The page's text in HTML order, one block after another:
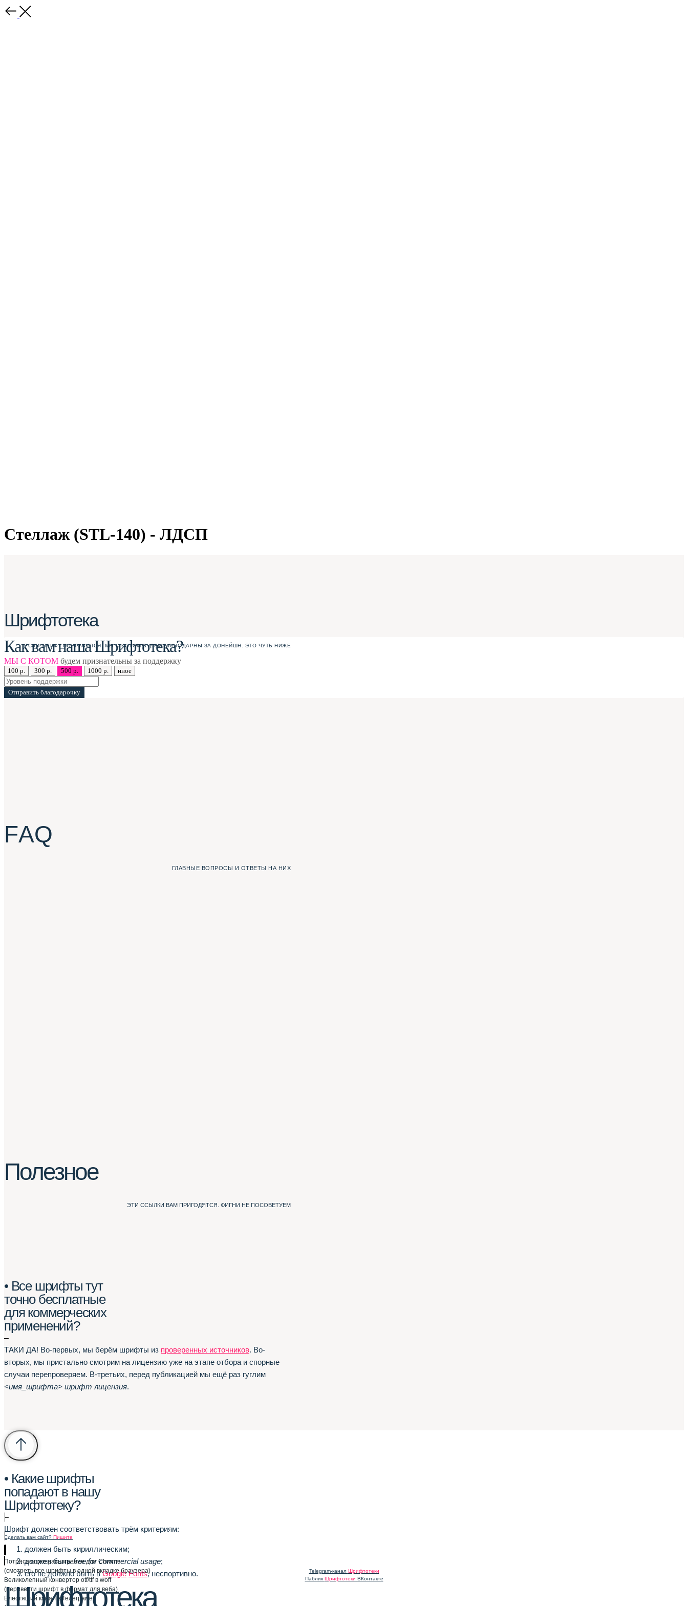
Стеллаж (STL-140) - ЛДСП
Шрифтотека
ЕСЛИ ШРИФТ ПОНРАВИЛСЯ, МЫ С КОТОМ БУДЕМ БЛАГОДАРНЫ ЗА ДОНЕЙШН. ЭТО ЧУТЬ НИЖЕ
Как вам наша Шрифтотека?
МЫ С КОТОМ будем признательны за поддержку
100 р. 300 р. 500 р. 1000 р. иное
Отправить благодарочку
F A Q
ГЛАВНЫЕ ВОПРОСЫ И ОТВЕТЫ НА НИХ
• Все шрифты тут
точно бесплатные
для коммерческих
применений?
–
ТАКИ ДА! Во-первых, мы берём шрифты из проверенных источников. Во-
вторых, мы пристально смотрим на лицензию уже на этапе отбора и спорные
случаи перепроверяем. В-третьих, перед публикацией мы ещё раз гуглим
<имя_шрифта> шрифт лицензия.
• Какие шрифты
попадают в нашу
Шрифтотеку?
–
Шрифт должен соответствовать трём критериям:
должен быть кириллическим;
должен бытьfree for commercial usage;
его не должно быть вGoogle Fonts, неспортивно.
Полезное
ЭТИ ССЫЛКИ ВАМ ПРИГОДЯТСЯ. ФИГНИ НЕ ПОСОВЕТУЕМ
Потрясающее расширение для Chrome
(смотреть все шрифты в одной вкладке браузера)
Великолепный конвертор otf/ttf в woff
(перевести шрифт в формат для веба)
Блестящий канал в Телеграме
Сделать вам сайт? Пишите
Telegram-канал Шрифтотеки
Паблик Шрифтотеки ВКонтакте
Шрифтотека